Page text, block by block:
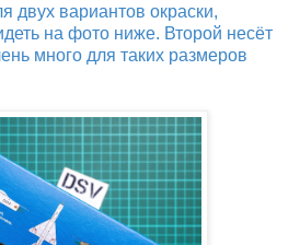
двух вариантов окраски,
на фото ниже. Второй несёт
много для таких размеров